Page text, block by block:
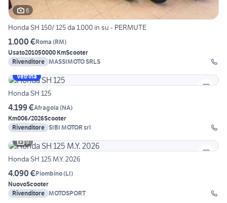
6
Honda SH 150/ 125 da 1.000 in su - PERMUTE
1.000 €Roma (RM)
Usato201050000 KmScooter
Rivenditore MASSIMOTO SRLS
Vetrina
Honda SH 125
4.199 €Afragola (NA)
Km006/2026Scooter
Rivenditore SIBI MOTOR srl
9
Honda SH 125 M.Y. 2026
4.090 €Piombino(LI)
NuovoScooter
Rivenditore MOTOSPORT